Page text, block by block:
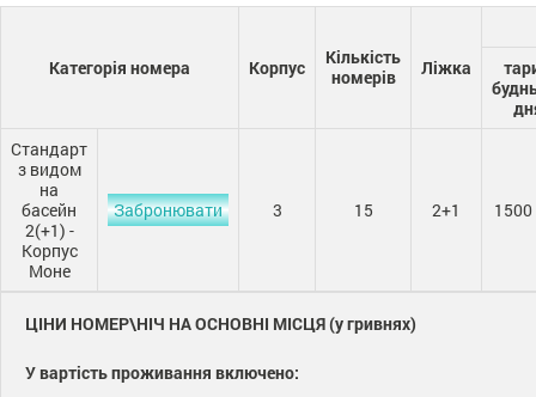
Категорія номера Корпус
Кількість
номерів
Ліжка
Стандарт
з видом
на
басейн
2(+1) -
Корпус
Моне
Забронювати 3 15 2+1 1500
ЦІНИ НОМЕР\НІЧ НА ОСНОВНІ МІСЦЯ (у гривнях)
У вартість проживання включено: